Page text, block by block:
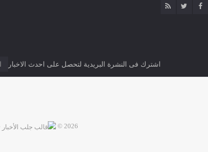
اشترك فى النشرة البريدية لتحصل على احدث الاخبار
2026 ©